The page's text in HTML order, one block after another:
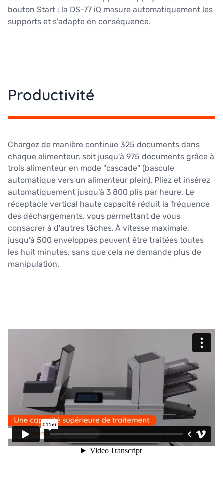
bouton Start : la DS-77 iQ mesure automatiquement les
supports et s'adapte en conséquence.
Productivité
Chargez de manière continue 325 documents dans
chaque alimenteur, soit jusqu'à 975 documents grâce à
trois alimenteur en mode "cascade" (bascule
automatique vers un alimenteur plein). Pliez et insérez
automatiquement jusqu'à 3 800 plis par heure. Le
réceptacle vertical haute capacité réduit la fréquence
des déchargements, vous permettant de vous
consacrer à d'autres tâches. À vitesse maximale,
jusqu'à 500 enveloppes peuvent être traitées toutes
les huit minutes, sans que cela ne demande plus de
manipulation.